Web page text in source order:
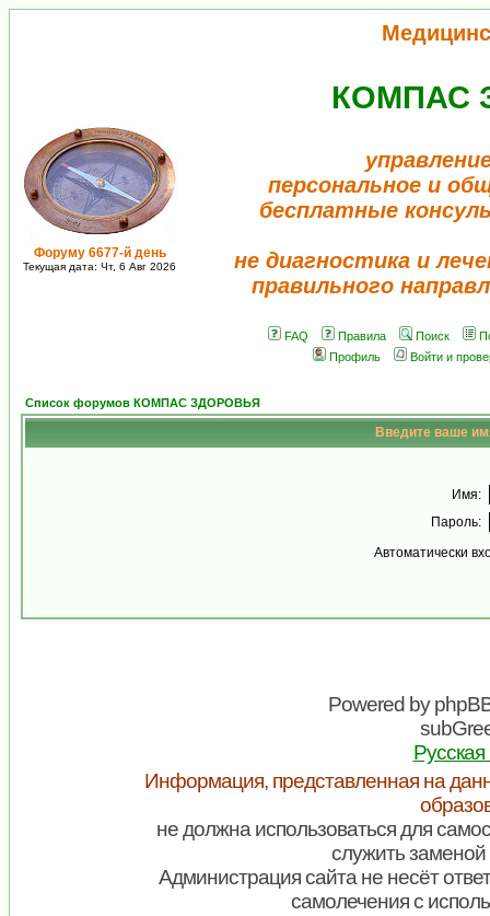
Форуму 6677-й день
Текущая дата: Чт, 6 Авг 2026
КОМПАС
персональное и
бесплатные
не диагностика и
правильного
FAQ Правила Поиск
Профиль
Войти и
Список форумов КОМПАС ЗДОРОВЬЯ
Введите ваше
Имя:
Пароль:
Автоматически
Powered by
Информация, представленная на
не должна использоваться для
служить заменой
Администрация сайта не несёт
самолечения с